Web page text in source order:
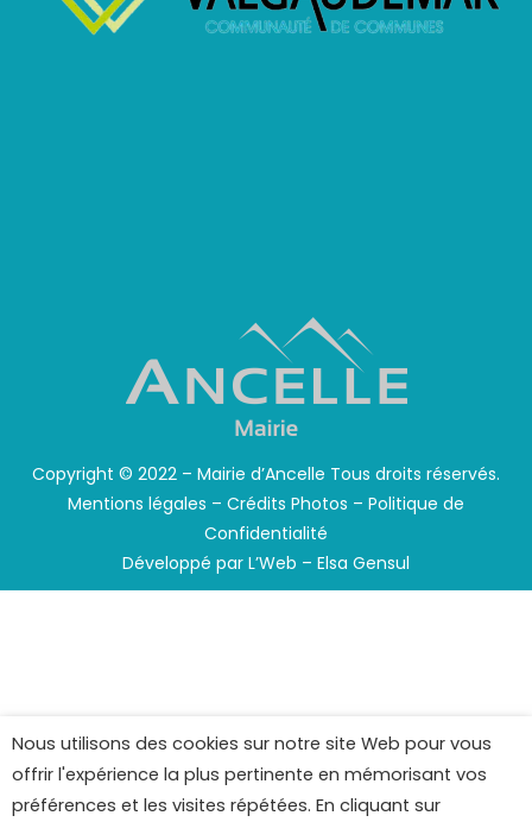
Copyright © 2022 – Mairie d’Ancelle Tous droits réservés.
Mentions légales – Crédits Photos – Politique de
Confidentialité
Développé par L’Web – Elsa Gensul
Nous utilisons des cookies sur notre site Web pour vous
offrir l'expérience la plus pertinente en mémorisant vos
préférences et les visites répétées. En cliquant sur